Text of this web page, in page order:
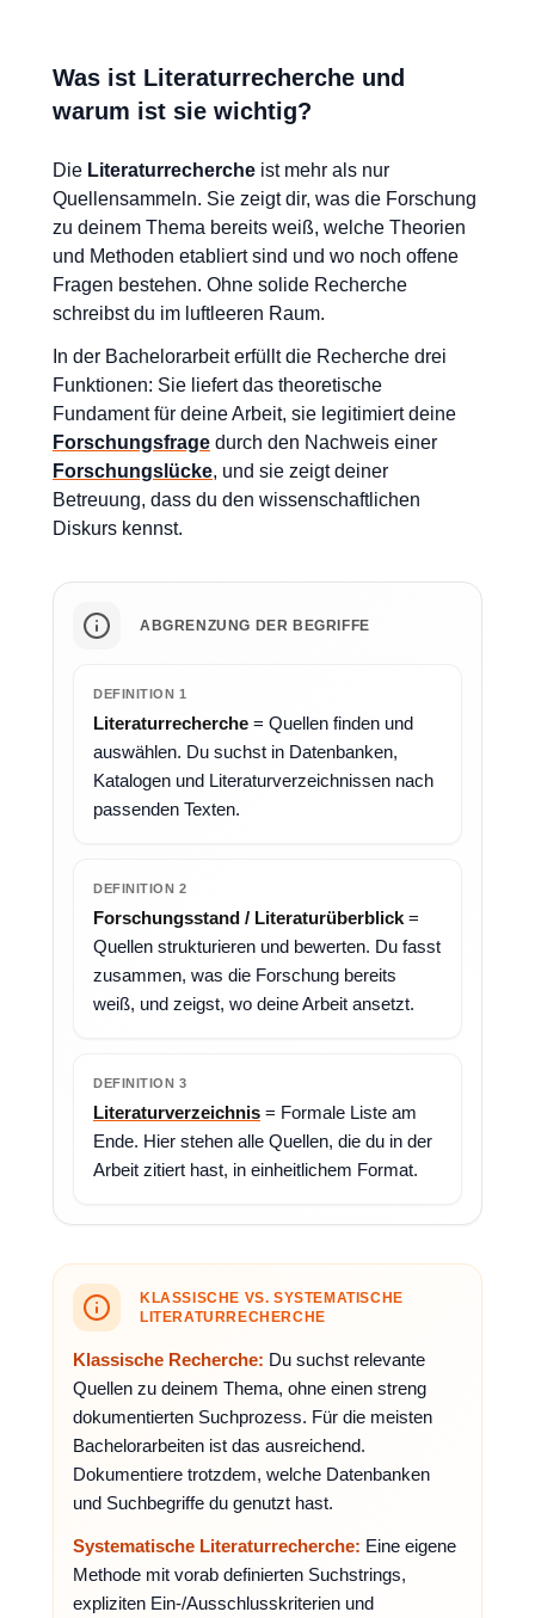
Was ist Literaturrecherche und
warum ist sie wichtig?
Die Literaturrecherche ist mehr als nur
Quellensammeln. Sie zeigt dir, was die Forschung
zu deinem Thema bereits weiß, welche Theorien
und Methoden etabliert sind und wo noch offene
Fragen bestehen. Ohne solide Recherche
schreibst du im luftleeren Raum.
In der Bachelorarbeit erfüllt die Recherche drei
Funktionen: Sie liefert das theoretische
Fundament für deine Arbeit, sie legitimiert deine
Forschungsfrage durch den Nachweis einer
Forschungslücke, und sie zeigt deiner
Betreuung, dass du den wissenschaftlichen
Diskurs kennst.
ABGRENZUNG DER BEGRIFFE
DEFINITION 1
Literaturrecherche = Quellen finden und
auswählen. Du suchst in Datenbanken,
Katalogen und Literaturverzeichnissen nach
passenden Texten.
DEFINITION 2
Forschungsstand / Literaturüberblick =
Quellen strukturieren und bewerten. Du fasst
zusammen, was die Forschung bereits
weiß, und zeigst, wo deine Arbeit ansetzt.
DEFINITION 3
Literaturverzeichnis = Formale Liste am
Ende. Hier stehen alle Quellen, die du in der
Arbeit zitiert hast, in einheitlichem Format.
KLASSISCHE VS. SYSTEMATISCHE
LITERATURRECHERCHE
Klassische Recherche: Du suchst relevante
Quellen zu deinem Thema, ohne einen streng
dokumentierten Suchprozess. Für die meisten
Bachelorarbeiten ist das ausreichend.
Dokumentiere trotzdem, welche Datenbanken
und Suchbegriffe du genutzt hast.
Systematische Literaturrecherche: Eine eigene
Methode mit vorab definierten Suchstrings,
expliziten Ein-/Ausschlusskriterien und